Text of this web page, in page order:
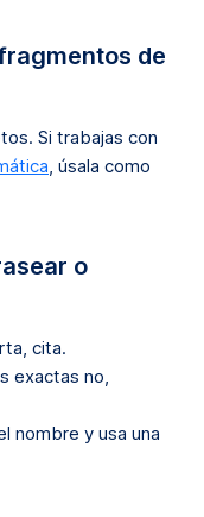
de
Si trabajas con
, úsala como
o
cita.
exactas no,
nombre y usa una